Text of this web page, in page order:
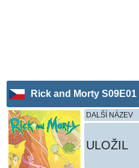
Rick and Morty S09E01
DALŠÍ NÁZEV
ULOŽIL